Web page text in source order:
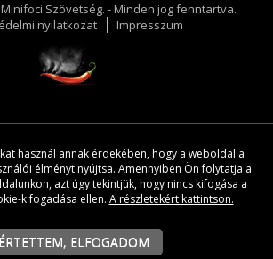
Szövetség. - Minden jog fenntartva.
nyilatkozat
Impresszum
használ annak érdekében, hogy a weboldal a
élményt nyújtsa. Amennyiben Ön folytatja a
azt úgy tekintjük, hogy nincs kifogása a
k fogadása ellen. A részletekért kattintson.
ÉRTETTEM, ELFOGADOM